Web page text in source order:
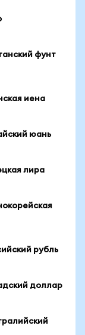
фунт
иена
юань
лира
рубль
доллар